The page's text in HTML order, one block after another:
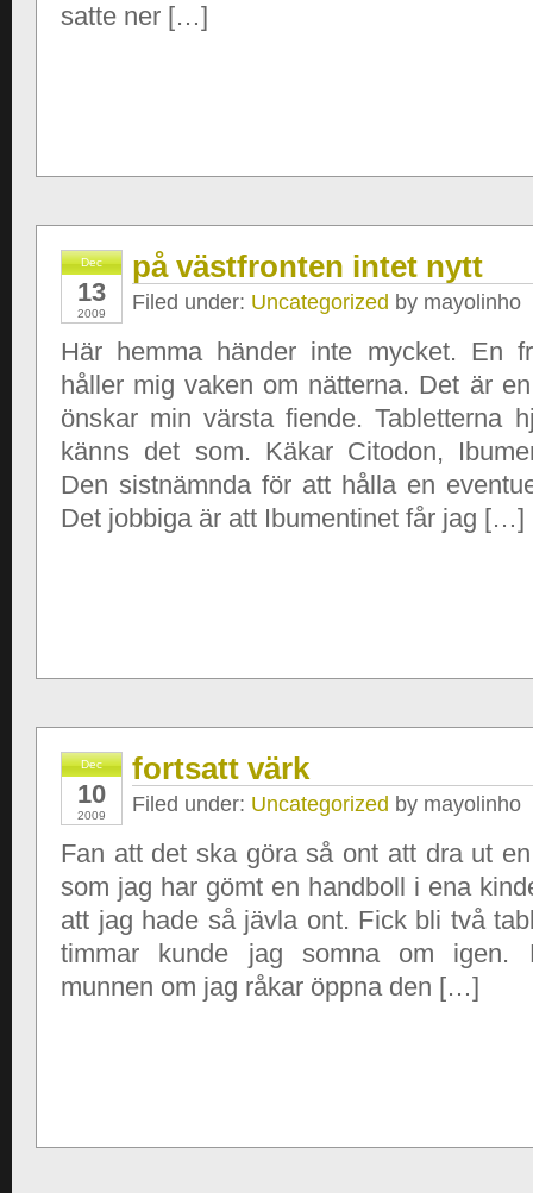
satte ner […]
Dec
13
2009
på västfronten intet nytt
Filed under: Uncategorized by mayolinho
Här hemma händer inte mycket. En
håller mig vaken om nätterna. Det är
önskar min värsta fiende. Tabletterna
känns det som. Käkar Citodon,
Den sistnämnda för att hålla en
Det jobbiga är att Ibumentinet får jag […]
Dec
10
2009
fortsatt värk
Filed under: Uncategorized by mayolinho
Fan att det ska göra så ont att dra ut
som jag har gömt en handboll i ena
att jag hade så jävla ont. Fick bli två
timmar kunde jag somna om igen.
munnen om jag råkar öppna den […]